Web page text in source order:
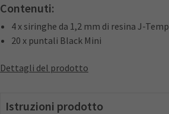
Contenuti:
4 x siringhe da 1,2 mm di resina J-Temp
20 x puntali Black Mini
Dettagli del prodotto
Istruzioni prodotto